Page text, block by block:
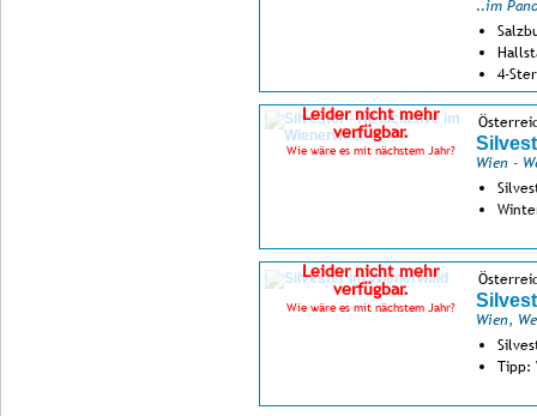
..im
4-
Leider nicht mehr
verfügbar.
Wie wäre es mit nächstem Jahr?
Wien -
Leider nicht mehr
verfügbar.
Wie wäre es mit nächstem Jahr?
Wien,
Tipp: